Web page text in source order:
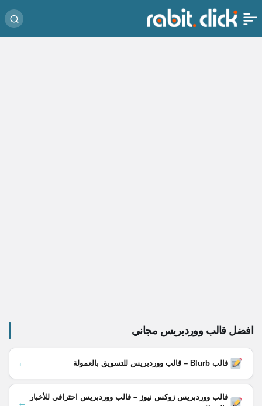
افضل قالب ووردبريس مجاني
قالب Blurb – قالب ووردبريس للتسويق بالعمولة ←
قالب ووردبريس زوكس نيوز – قالب ووردبريس احترافي للأخبار
←